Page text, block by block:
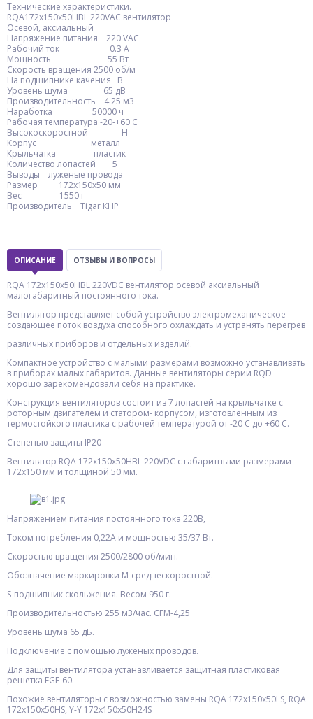
Технические характеристики.
RQA172x150x50HBL 220VAC вентилятор
Осевой, аксиальный
Напряжение питания 220 VAC
Рабочий ток 0.3 A
Мощность 55 Вт
Скорость вращения 2500 об/м
На подшипнике качения B
Уровень шума 65 дВ
Производительность 4.25 м3
Наработка 50000 ч
Рабочая температура -20-+60 С
Высокоскоростной H
Корпус металл
Крыльчатка пластик
Количество лопастей 5
Выводы луженые провода
Размер 172х150х50 мм
Вес 1550 г
Производитель Tigar КНР
ОПИСАНИЕ ОТЗЫВЫ И ВОПРОСЫ
RQA 172х150х50HBL 220VDC вентилятор осевой аксиальный
малогабаритный постоянного тока.
Вентилятор представляет собой устройство электромеханическое
создающее поток воздуха способного охлаждать и устранять перегрев
различных приборов и отдельных изделий.
Компактное устройство с малыми размерами возможно устанавливать
в приборах малых габаритов. Данные вентиляторы серии RQD
хорошо зарекомендовали себя на практике.
Конструкция вентиляторов состоит из 7 лопастей на крыльчатке с
роторным двигателем и статором- корпусом, изготовленным из
термостойкого пластика с рабочей температурой от -20 С до +60 С.
Степенью защиты IP20
Вентилятор RQA 172х150х50HBL 220VDC с габаритными размерами
172х150 мм и толщиной 50 мм.
Напряжением питания постоянного тока 220В,
Током потребления 0,22А и мощностью 35/37 Вт.
Скоростью вращения 2500/2800 об/мин.
Обозначение маркировки М-среднескоростной.
S-подшипник скольжения. Весом 950 г.
Производительностью 255 м3/час. CFM-4,25
Уровень шума 65 дБ.
Подключение с помощью луженых проводов.
Для защиты вентилятора устанавливается защитная пластиковая
решетка FGF-60.
Похожие вентиляторы с возможностью замены RQA 172х150х50LS, RQA
172х150х50HS, Y-Y 172х150х50H24S